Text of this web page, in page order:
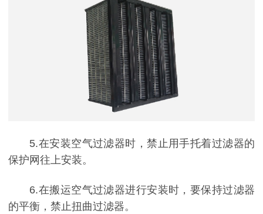
5.在安装空气过滤器时，禁止用手托着过滤器的
保护网往上安装。
6.在搬运空气过滤器进行安装时，要保持过滤器
的平衡，禁止扭曲过滤器。